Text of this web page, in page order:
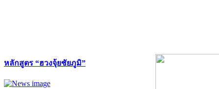
หลักสูตร “ฮวงจุ้ยชัยภูมิ”